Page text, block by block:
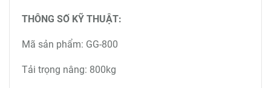
THÔNG SỐ KỸ THUẬT:
Mã sản phẩm: GG-800
Tải trọng nâng: 800kg